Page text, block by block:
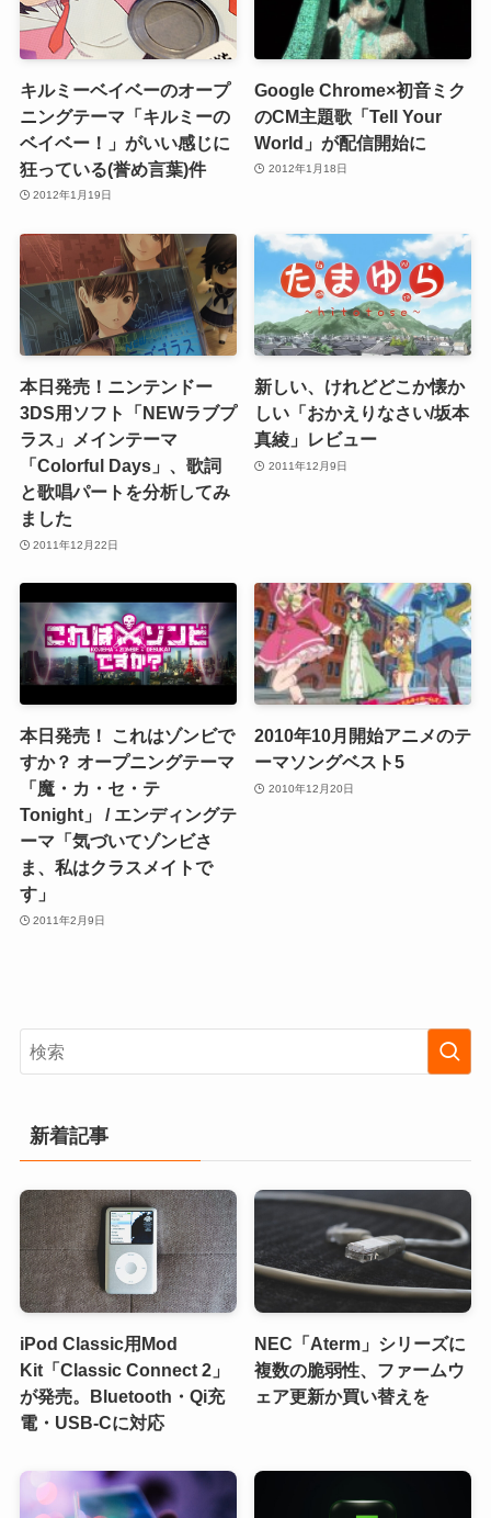
キルミーベイベーのオープ
ニングテーマ「キルミーの
ベイベー！」がいい感じに
狂っている(誉め言葉)件
2012年1月19日
Google Chrome×初音ミク
のCM主題歌「Tell Your
World」が配信開始に
2012年1月18日
本日発売！ニンテンドー
3DS用ソフト「NEWラブプ
ラス」メインテーマ
「Colorful Days」、歌詞
と歌唱パートを分析してみ
ました
2011年12月22日
新しい、けれどどこか懐か
しい「おかえりなさい/坂本
真綾」レビュー
2011年12月9日
本日発売！ これはゾンビで
すか？ オープニングテーマ
「魔・カ・セ・テ
Tonight」 / エンディングテ
ーマ「気づいてゾンビさ
ま、私はクラスメイトで
す」
2011年2月9日
2010年10月開始アニメのテ
ーマソングベスト5
2010年12月20日
新着記事
iPod Classic用Mod
Kit「Classic Connect 2」
が発売。Bluetooth・Qi充
電・USB-Cに対応
NEC「Aterm」シリーズに
複数の脆弱性、ファームウ
ェア更新か買い替えを